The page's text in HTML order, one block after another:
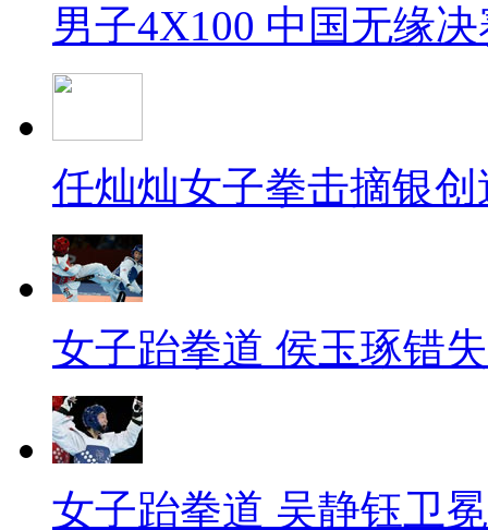
男子4X100 中国无缘
任灿灿女子拳击摘银
女子跆拳道 侯玉琢错
女子跆拳道 吴静钰卫冕